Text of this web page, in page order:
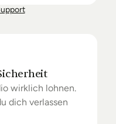
in 3-8 Tagen bei
einige Tage
wirklich lohnen.
dich verlassen